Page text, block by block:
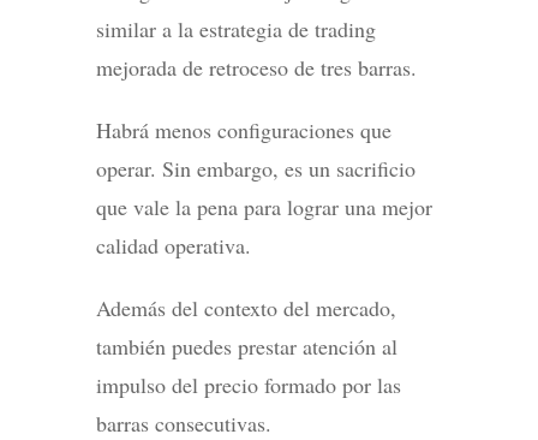
similar a la estrategia de trading
mejorada de retroceso de tres barras.
Habrá menos configuraciones que
operar. Sin embargo, es un sacrificio
que vale la pena para lograr una mejor
calidad operativa.
Además del contexto del mercado,
también puedes prestar atención al
impulso del precio formado por las
barras consecutivas.